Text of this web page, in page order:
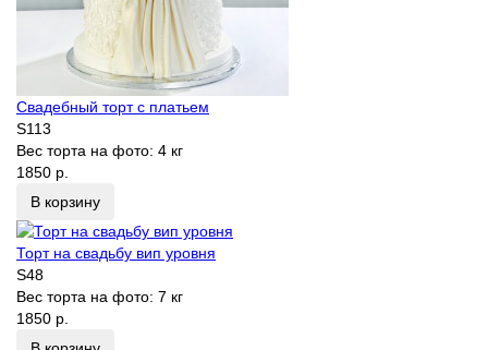
Свадебный торт с платьем
S113
Вес торта на фото: 4 кг
1850 р.
В корзину
Торт на свадьбу вип уровня
S48
Вес торта на фото: 7 кг
1850 р.